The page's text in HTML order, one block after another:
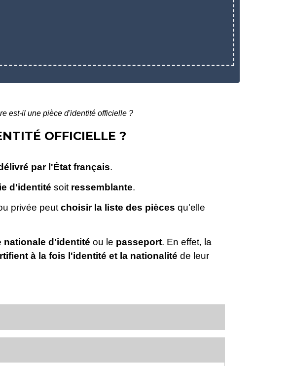
est-il une pièce d'identité officielle ?
OFFICIELLE ?
par l'État français.
d'identité soit ressemblante.
privée peutchoisir la liste des pièces qu'elle
nationale d'identité ou le passeport. En effet, la
à la fois l'identité et la nationalité de leur